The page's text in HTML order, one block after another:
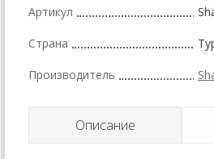
Артикул
Страна
Производитель
Описание